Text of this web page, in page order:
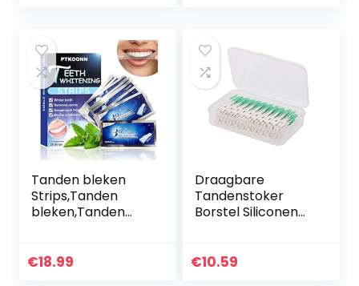
Tanden bleken
Strips,Tanden
bleken,Tanden
tuurlijke tanden
€18.99
Draagbare
Tandenstoker
Borstel Siliconen
Mondhygiëne
€10.59